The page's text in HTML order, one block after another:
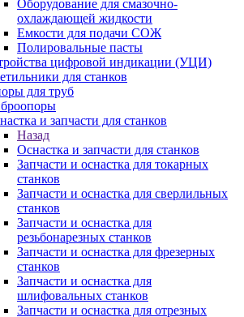
Оборудование для смазочно-
охлаждающей жидкости
Емкости для подачи СОЖ
Полировальные пасты
цифровой индикации (УЦИ)
для станков
для труб
и запчасти для станков
Назад
Оснастка и запчасти для станков
Запчасти и оснастка для токарных
станков
Запчасти и оснастка для сверлильных
станков
Запчасти и оснастка для
резьбонарезных станков
Запчасти и оснастка для фрезерных
станков
Запчасти и оснастка для
шлифовальных станков
Запчасти и оснастка для отрезных